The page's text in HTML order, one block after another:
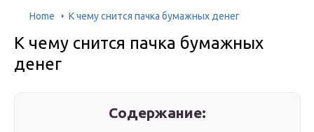
Home К чему снится пачка бумажных денег
К чему снится пачка бумажных
денег
Содержание: